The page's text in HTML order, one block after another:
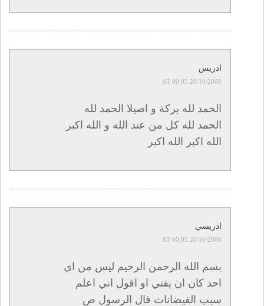
ادريس
28/10/2008 AT 00:05
الحمد لله بركة و اصيلا الحمد لله
الحمد لله كل من عند الله و الله اكبر
الله اكبر الله اكبر
ادريسي
28/10/2008 AT 00:05
بسم الله الرحمن الرحيم ليس من اي
احد كان ان يفتي او اقول اني اعلم
سبب الفيضانات قال الرسول ص